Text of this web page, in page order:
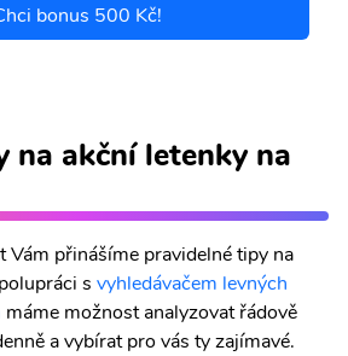
bonus 500 Kč!
na akční letenky na
Vám přinášíme pravidelné tipy na
s vyhledávačem levných
máme možnost analyzovat řádově
a vybírat pro vás ty zajímavé.